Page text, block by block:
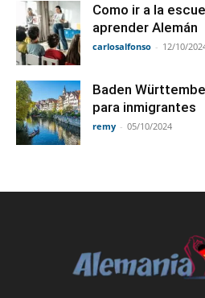
Como ir a la
aprender Alemán
carlosalfonso - 12/10/
Baden
para inmigrantes
remy - 05/10/2024